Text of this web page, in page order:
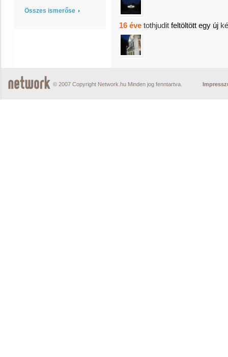
Összes ismerőse
16 éve tothjudit feltöltött egy új
© 2007 Copyright Network.hu Minden jog fenntartva.